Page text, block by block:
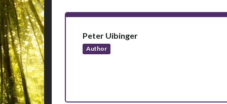
Peter Uibinger
Author